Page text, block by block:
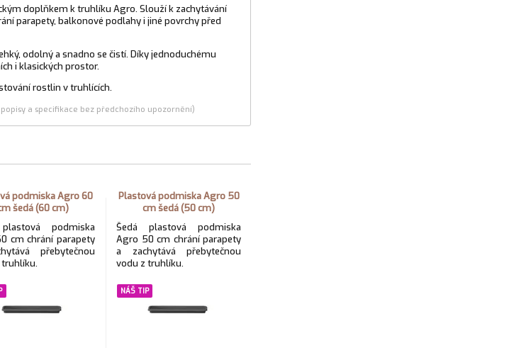
doplňkem k truhlíku Agro. Slouží k zachytávání
parapety, balkonové podlahy i jiné povrchy před
odolný a snadno se čistí. Díky jednoduchému
i klasických prostor.
rostlin v truhlících.
a specifikace bez předchozího upozornění)
podmiska Agro 60
šedá (60 cm)
podmiska
cm chrání parapety
přebytečnou
Plastová podmiska Agro 50
cm šedá (50 cm)
Šedá plastová podmiska
Agro 50 cm chrání parapety
a zachytává přebytečnou
vodu z truhlíku.
NÁŠ TIP